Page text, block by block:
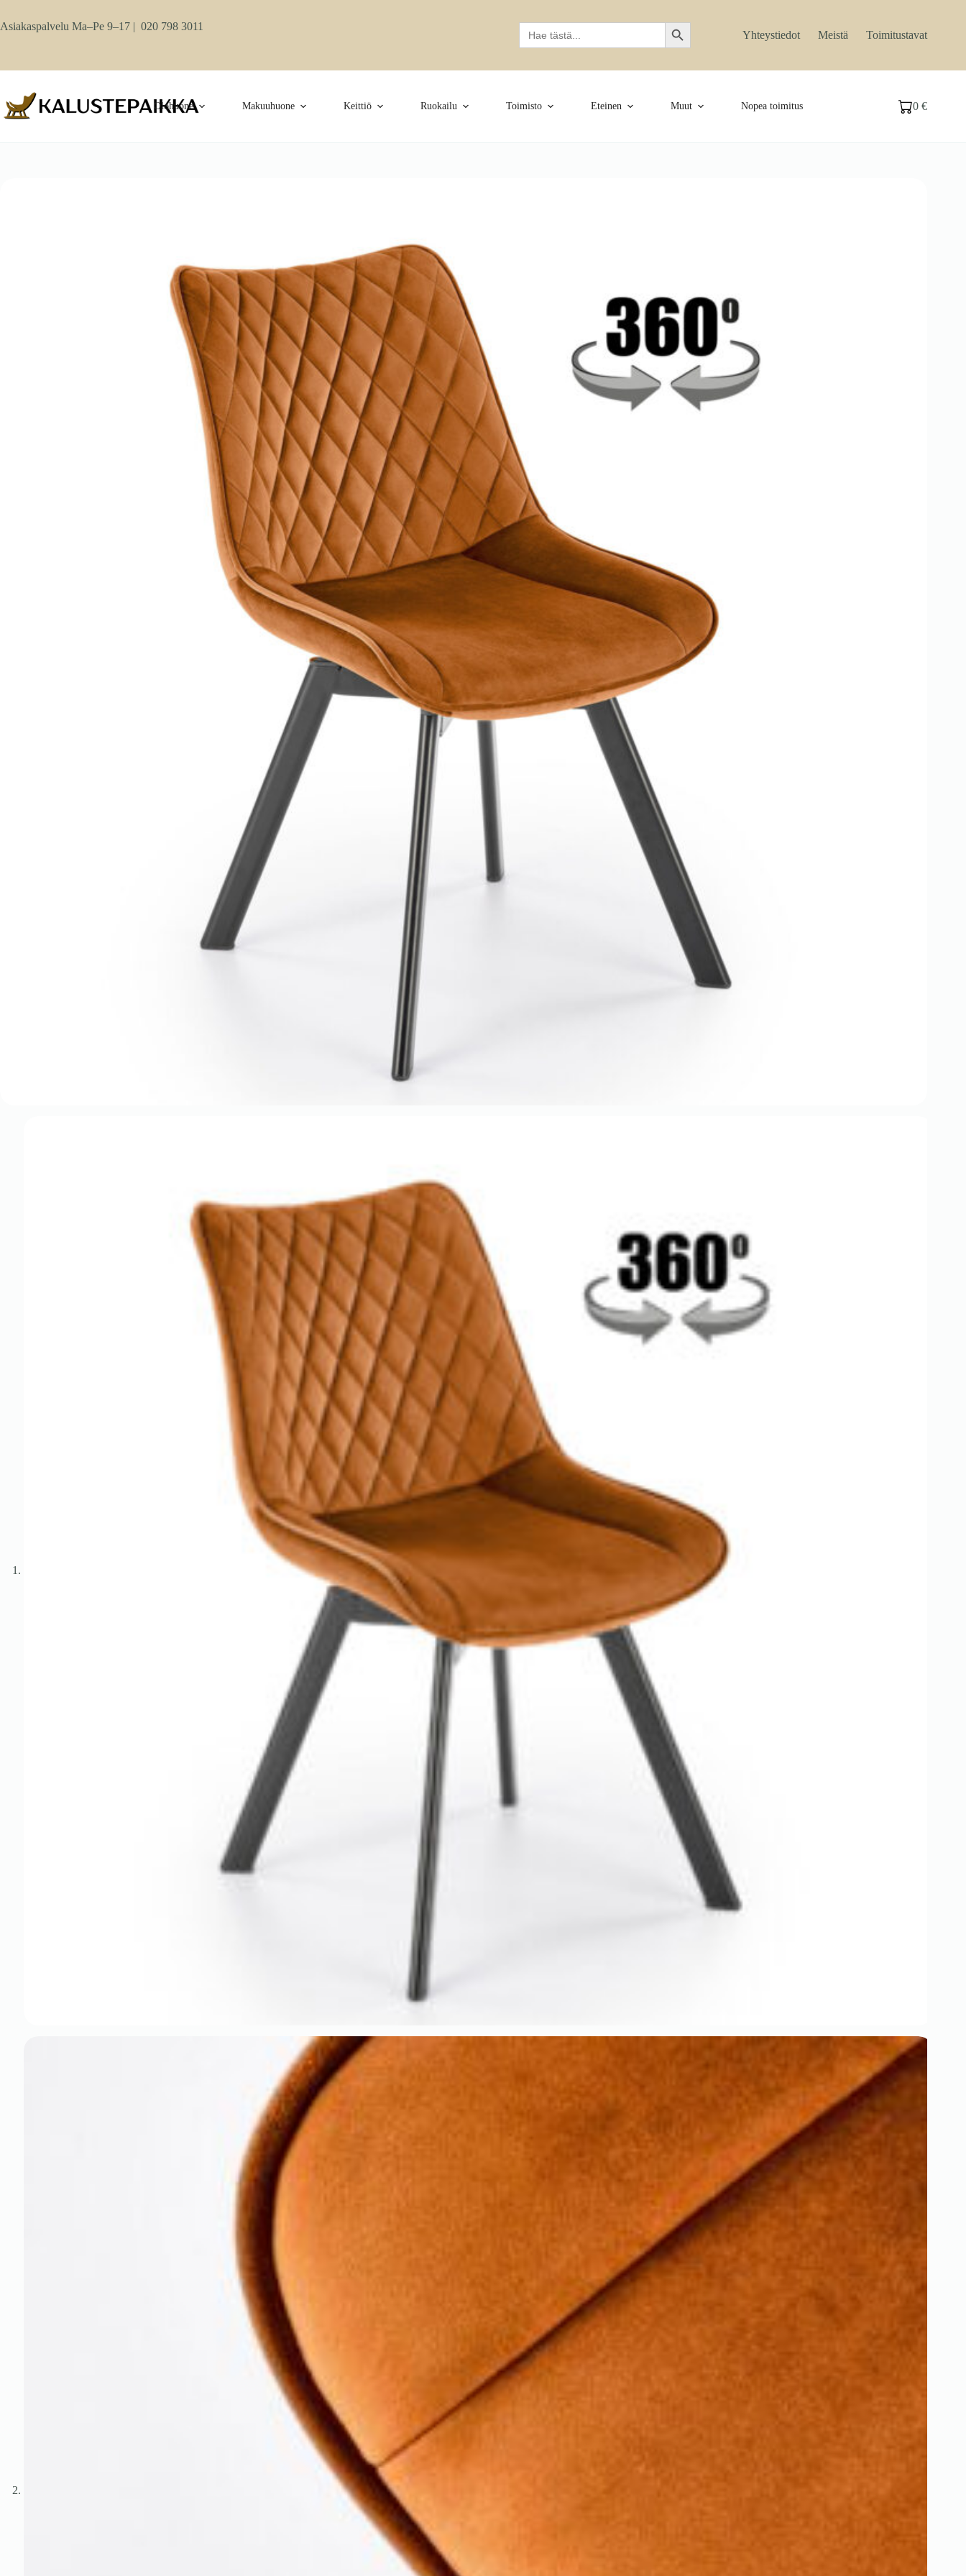
content
Asiakaspalvelu Ma–Pe 9–17 | 020 798 3011
Search
for:
Search Button Yhteystiedot Meistä Toimitustavat
Olohuone Makuuhuone Keittiö Ruokailu Toimisto Eteinen Muut Nopea toimitus Ostoskori
0€